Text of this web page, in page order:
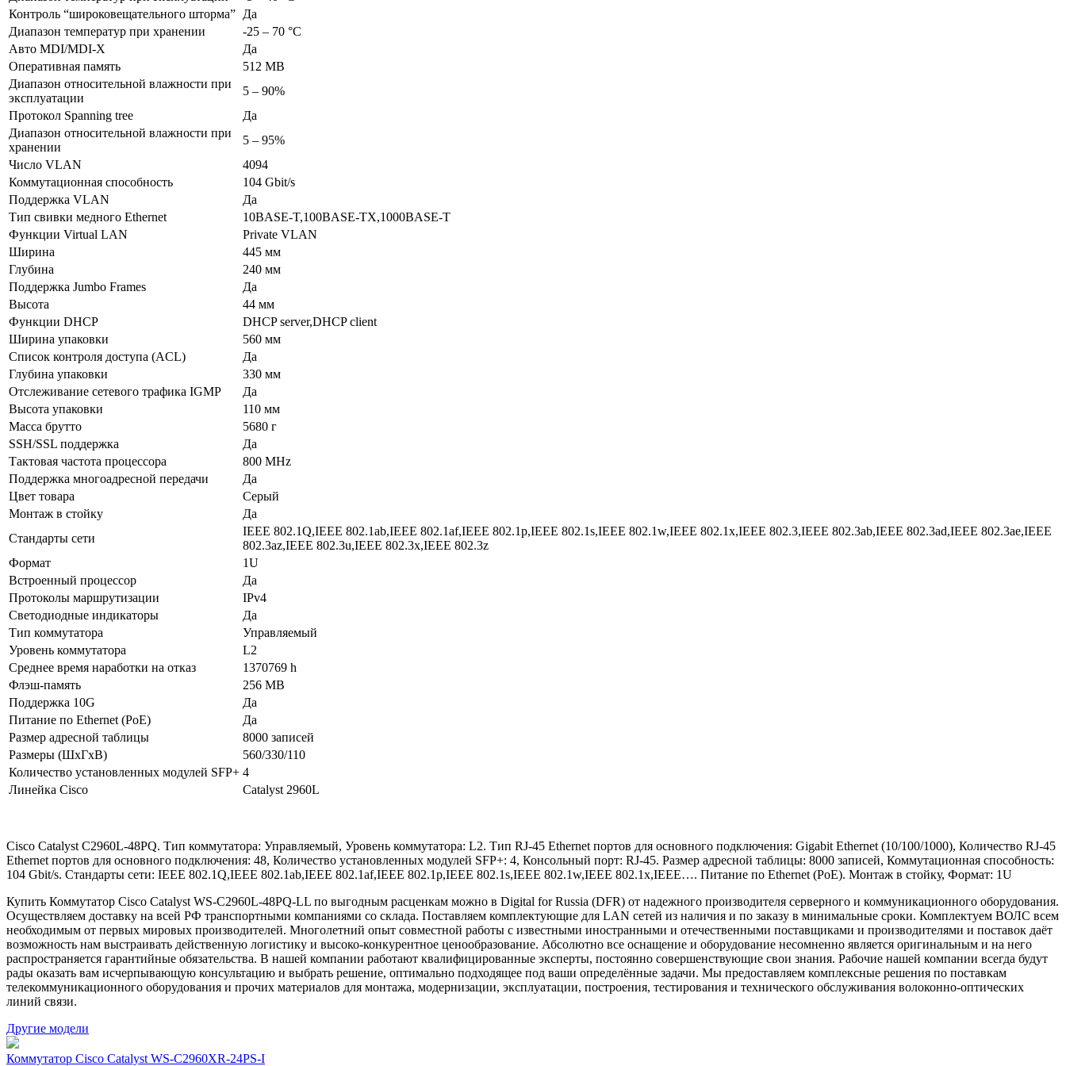
Контроль “широковещательного шторма” Да
Диапазон температур при хранении
-25 – 70 °C
Авто MDI/MDI-X
Да
Оперативная память
512 MB
Диапазон относительной влажности при
эксплуатации
5 – 90%
Протокол Spanning tree
Да
Диапазон относительной влажности при
хранении
5 – 95%
Число VLAN
4094
Коммутационная способность
104 Gbit/s
Поддержка VLAN
Да
Тип свивки медного Ethernet
10BASE-T,100BASE-TX,1000BASE-T
Функции Virtual LAN
Private VLAN
Ширина
445 мм
Глубина
240 мм
Поддержка Jumbo Frames
Да
Высота
44 мм
Функции DHCP
DHCP server,DHCP client
Ширина упаковки
560 мм
Список контроля доступа (ACL)
Да
Глубина упаковки
330 мм
Отслеживание сетевого трафика IGMP
Да
Высота упаковки
110 мм
Масса брутто
5680 г
SSH/SSL поддержка
Да
Тактовая частота процессора
800 MHz
Поддержка многоадресной передачи
Да
Цвет товара
Серый
Монтаж в стойку
Да
Стандарты сети
IEEE 802.1Q,IEEE 802.1ab,IEEE 802.1af,IEEE 802.1p,IEEE 802.1s,IEEE 802.1w,IEEE 802.1x,IEEE 802.3,IEEE 802.3ab,IEEE 802.3ad,IEEE 802.3ae,IEEE
802.3az,IEEE 802.3u,IEEE 802.3x,IEEE 802.3z
Формат
1U
Встроенный процессор
Да
Протоколы маршрутизации
IPv4
Светодиодные индикаторы
Да
Тип коммутатора
Управляемый
Уровень коммутатора
L2
Среднее время наработки на отказ
1370769 h
Флэш-память
256 MB
Поддержка 10G
Да
Питание по Ethernet (PoE)
Да
Размер адресной таблицы
8000 записей
Размеры (ШхГхВ)
560/330/110
Количество установленных модулей SFP+ 4
Линейка Cisco
Catalyst 2960L
Cisco Catalyst C2960L-48PQ. Тип коммутатора: Управляемый, Уровень коммутатора: L2. Тип RJ-45 Ethernet портов для основного подключения: Gigabit Ethernet (10/100/1000), Количество RJ-45
Ethernet портов для основного подключения: 48, Количество установленных модулей SFP+: 4, Консольный порт: RJ-45. Размер адресной таблицы: 8000 записей, Коммутационная способность:
104 Gbit/s. Стандарты сети: IEEE 802.1Q,IEEE 802.1ab,IEEE 802.1af,IEEE 802.1p,IEEE 802.1s,IEEE 802.1w,IEEE 802.1x,IEEE…. Питание по Ethernet (PoE). Монтаж в стойку, Формат: 1U
Купить Коммутатор Cisco Catalyst WS-C2960L-48PQ-LL по выгодным расценкам можно в Digital for Russia (DFR) от надежного производителя серверного и коммуникационного оборудования.
Осуществляем доставку на всей РФ транспортными компаниями со склада. Поставляем комплектующие для LAN сетей из наличия и по заказу в минимальные сроки. Комплектуем ВОЛС всем
необходимым от первых мировых производителей. Многолетний опыт совместной работы с известными иностранными и отечественными поставщиками и производителями и поставок даёт
возможность нам выстраивать действенную логистику и высоко-конкурентное ценообразование. Абсолютно все оснащение и оборудование несомненно является оригинальным и на него
распространяется гарантийные обязательства. В нашей компании работают квалифицированные эксперты, постоянно совершенствующие свои знания. Рабочие нашей компании всегда будут
рады оказать вам исчерпывающую консультацию и выбрать решение, оптимально подходящее под ваши определённые задачи. Мы предоставляем комплексные решения по поставкам
телекоммуникационного оборудования и прочих материалов для монтажа, модернизации, эксплуатации, построения, тестирования и технического обслуживания волоконно-оптических
линий связи.
Другие модели
Коммутатор Cisco Catalyst WS-C2960XR-24PS-I